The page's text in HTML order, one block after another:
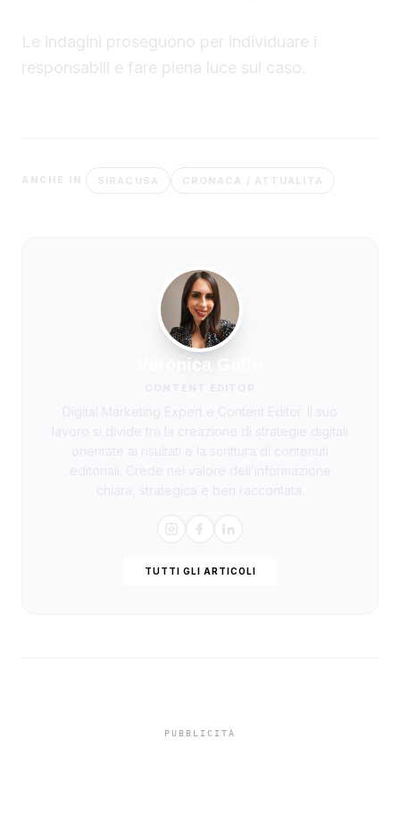
Le indagini proseguono per individuare i
responsabili e fare piena luce sul caso.
ANCHE IN SIRACUSA CRONACA / ATTUALITÀ
Veronica Gallo
TUTTI GLI ARTICOLI